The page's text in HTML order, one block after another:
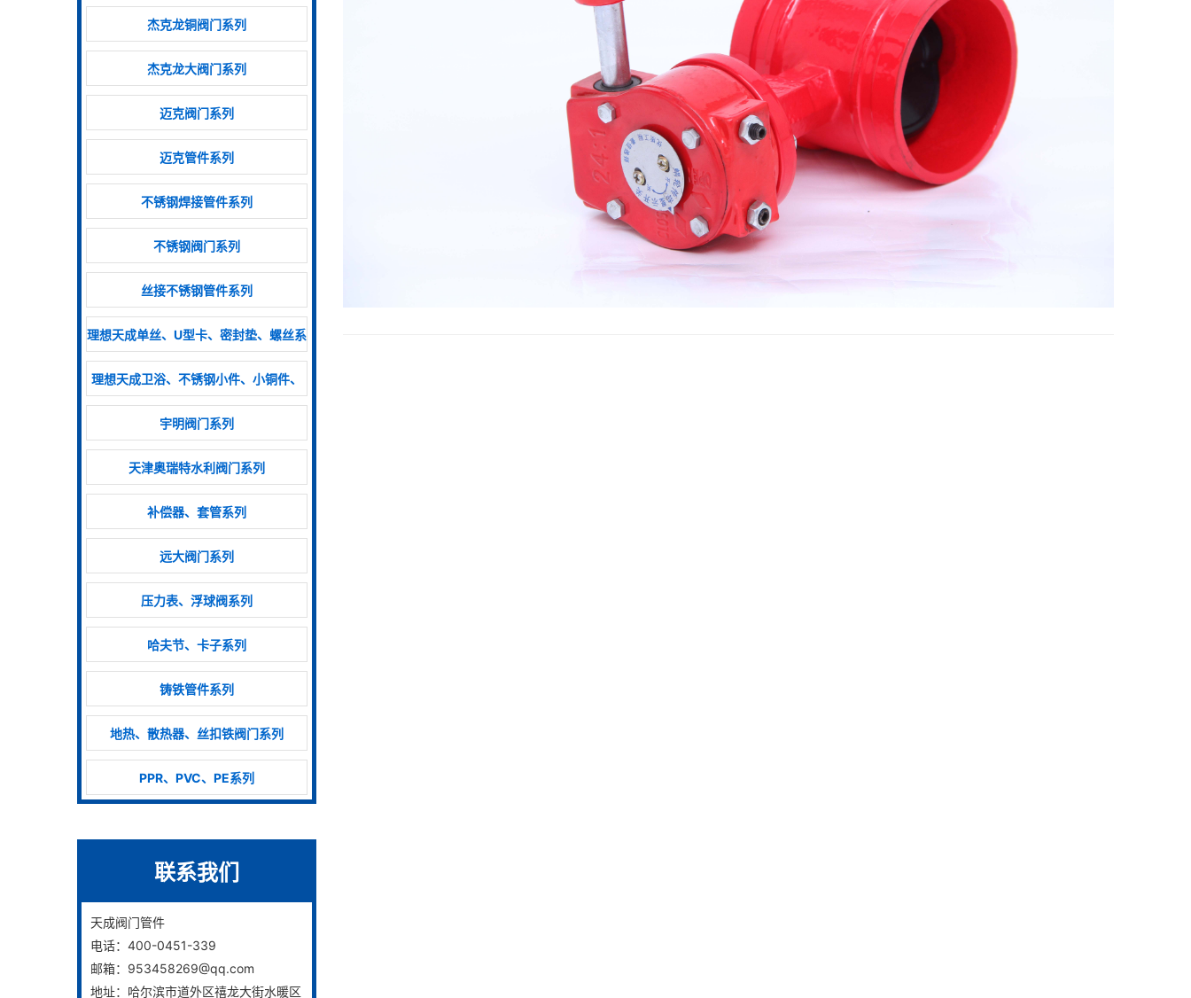
杰克龙铜阀门系列
杰克龙大阀门系列
迈克阀门系列
迈克管件系列
不锈钢焊接管件系列
不锈钢阀门系列
丝接不锈钢管件系列
理想天成单丝、U型卡、密封垫、螺丝系
列
理想天成卫浴、不锈钢小件、小铜件、
排气阀
宇明阀门系列
天津奥瑞特水利阀门系列
补偿器、套管系列
远大阀门系列
压力表、浮球阀系列
哈夫节、卡子系列
铸铁管件系列
地热、散热器、丝扣铁阀门系列
PPR、PVC、PE系列
联系我们
天成阀门管件
电话：400-0451-339
邮箱：953458269@qq.com
地址：哈尔滨市道外区禧龙大街水暖区